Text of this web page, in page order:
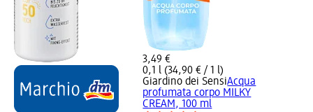
3,49 €
0,1 l (34,90 € / 1 l)
Giardino dei SensiAcqua
profumata corpo MILKY
CREAM, 100 ml